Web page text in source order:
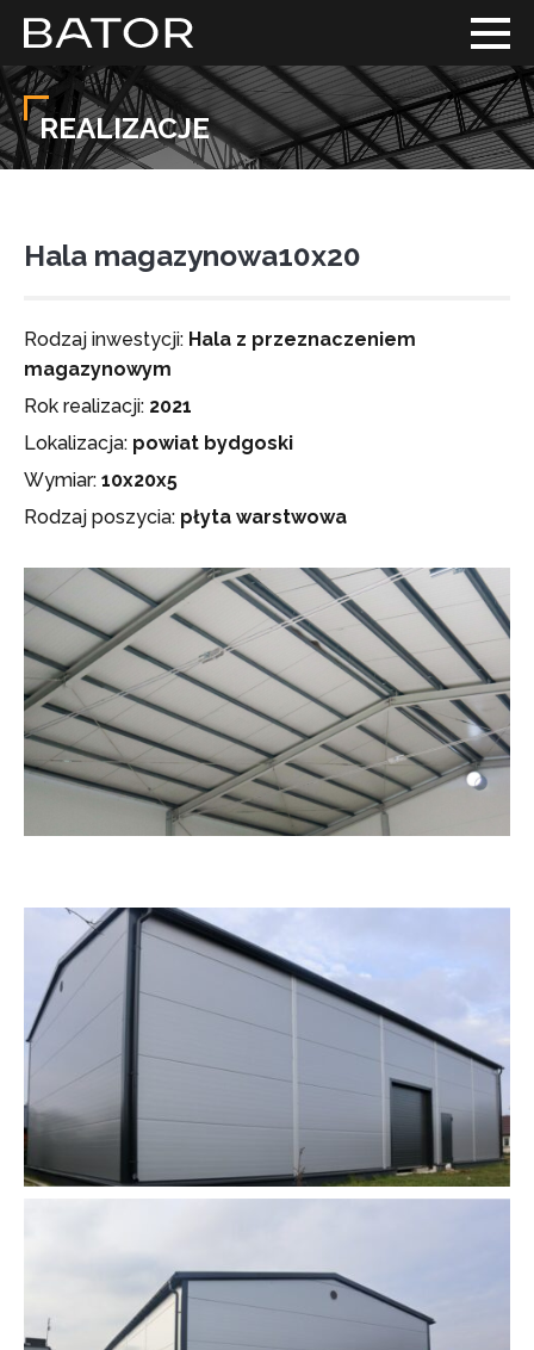
REALIZACJE
Hala magazynowa10x20
Rodzaj inwestycji: Hala z przeznaczeniem
magazynowym
Rok realizacji: 2021
Lokalizacja: powiat bydgoski
Wymiar: 10x20x5
Rodzaj poszycia: płyta warstwowa